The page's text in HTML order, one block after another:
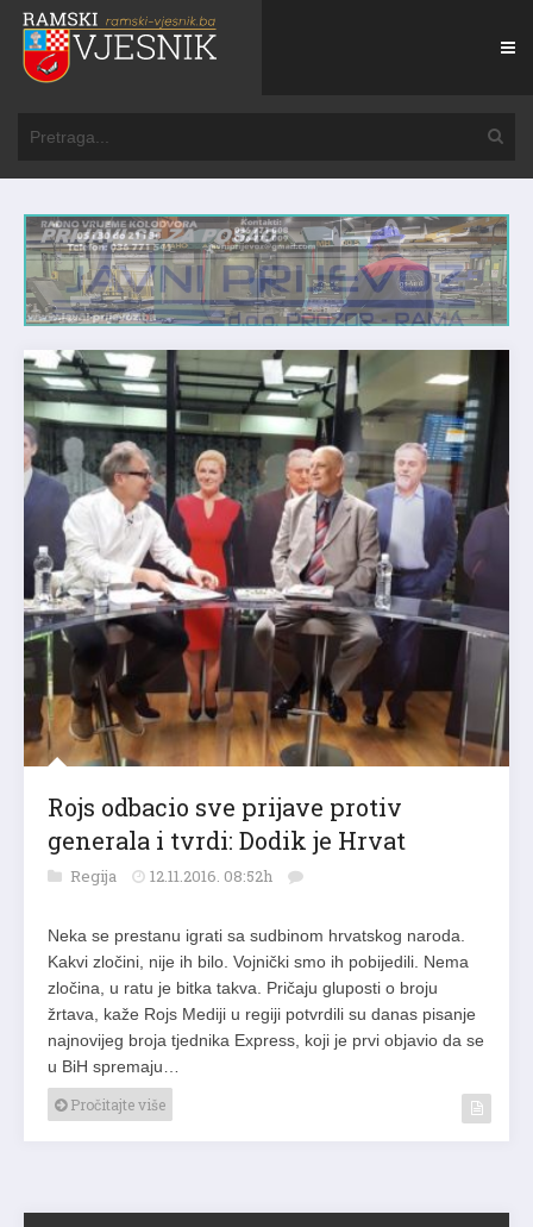
Rojs odbacio sve prijave protiv
generala i tvrdi: Dodik je Hrvat
Regija 12.11.2016. 08:52h
Neka se prestanu igrati sa sudbinom hrvatskog naroda.
Kakvi zločini, nije ih bilo. Vojnički smo ih pobijedili. Nema
zločina, u ratu je bitka takva. Pričaju gluposti o broju
žrtava, kaže Rojs Mediji u regiji potvrdili su danas pisanje
najnovijeg broja tjednika Express, koji je prvi objavio da se
u BiH spremaju…
Pročitajte više